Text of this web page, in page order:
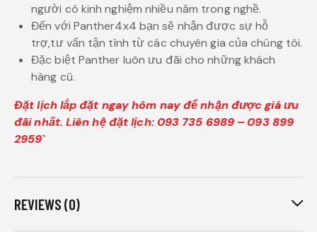
người có kinh nghiệm nhiều năm trong nghề.
Đến với Panther4x4 bạn sẽ nhận được sự hỗ
trợ,tư vấn tận tình từ các chuyên gia của chúng tôi.
Đặc biệt Panther luôn ưu đãi cho những khách
hàng cũ.
Đặt lịch lắp đặt ngay hôm nay để nhận được giá ưu
đãi nhất. Liên hệ đặt lịch: 093 735 6989 – 093 899
2959`
REVIEWS (0)